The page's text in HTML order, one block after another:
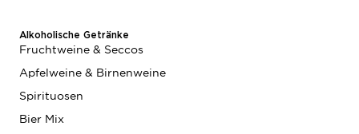
Alkoholische Getränke
Fruchtweine & Seccos
Apfelweine & Birnenweine
Spirituosen
Bier Mix